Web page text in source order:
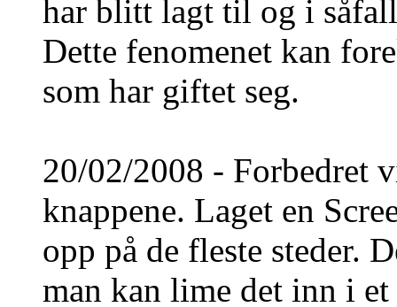
har blitt lagt til og i
Dette fenomenet kan
som har giftet seg.
20/02/2008 - Forbedret
knappene. Laget en
opp på de fleste steder.
man kan lime det inn i